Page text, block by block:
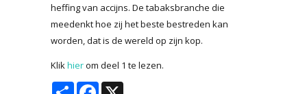
heffing van accijns. De tabaksbranche die
meedenkt hoe zij het beste bestreden kan
worden, dat is de wereld op zijn kop.
Klikhierom deel 1 te lezen.
Share Facebook